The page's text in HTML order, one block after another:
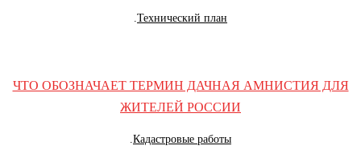
Технический план
ЧТО ОБОЗНАЧАЕТ ТЕРМИН ДАЧНАЯ АМНИСТИЯ ДЛЯ
ЖИТЕЛЕЙ РОССИИ
Кадастровые работы